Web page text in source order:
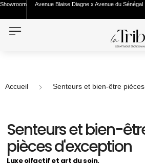
Showroom Avenue Blaise Diagne x Avenue du Sénégal
Accueil Senteurs et bien-être pièces
Senteurs et bien-
pièces d'exception
Luxe olfactif et art du soin.